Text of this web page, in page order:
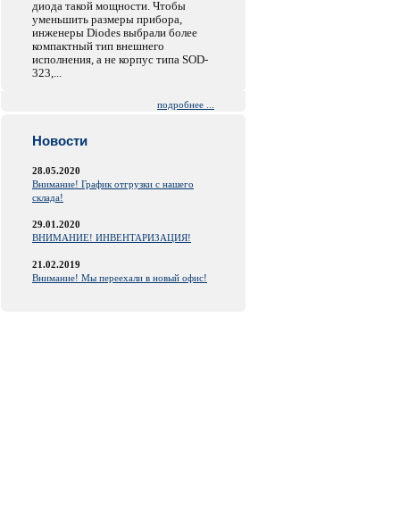
диода такой мощности. Чтобы
уменьшить размеры прибора,
инженеры Diodes выбрали более
компактный тип внешнего
исполнения, а не корпус типа SOD-
323,...
подробнее ...
Новости
28.05.2020
Внимание! График отгрузки с нашего
склада!
29.01.2020
ВНИМАНИЕ! ИНВЕНТАРИЗАЦИЯ!
21.02.2019
Внимание! Мы переехали в новый офис!